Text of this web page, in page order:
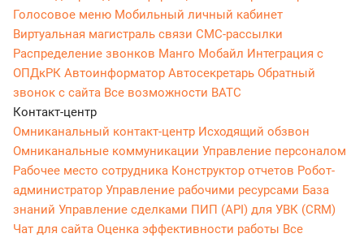
Голосовое меню Мобильный личный кабинет
Виртуальная магистраль связи СМС-рассылки
Распределение звонков Манго Мобайл Интеграция с
ОПДкРК Автоинформатор Автосекретарь Обратный
звонок с сайта Все возможности ВАТС
Контакт-центр
Омниканальный контакт-центр Исходящий обзвон
Омниканальные коммуникации Управление персоналом
Рабочее место сотрудника Конструктор отчетов Робот-
администратор Управление рабочими ресурсами База
знаний Управление сделками ПИП (API) для УВК (CRM)
Чат для сайта Оценка эффективности работы Все